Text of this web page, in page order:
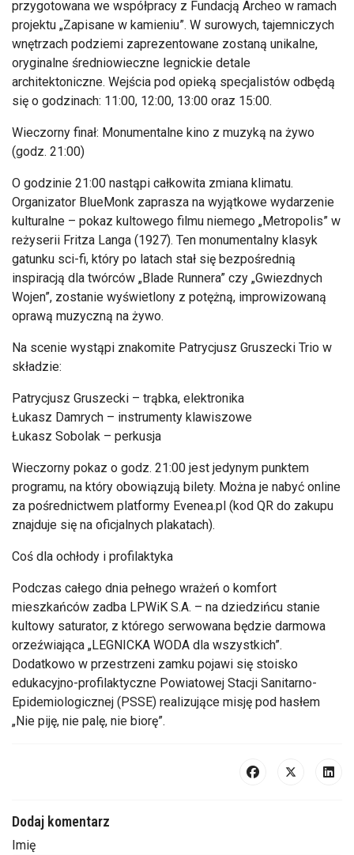
przygotowana we współpracy z Fundacją Archeo w ramach
projektu „Zapisane w kamieniu”. W surowych, tajemniczych
wnętrzach podziemi zaprezentowane zostaną unikalne,
oryginalne średniowieczne legnickie detale
architektoniczne. Wejścia pod opieką specjalistów odbędą
się o godzinach: 11:00, 12:00, 13:00 oraz 15:00.
Wieczorny finał: Monumentalne kino z muzyką na żywo
(godz. 21:00)
O godzinie 21:00 nastąpi całkowita zmiana klimatu.
Organizator BlueMonk zaprasza na wyjątkowe wydarzenie
kulturalne – pokaz kultowego filmu niemego „Metropolis” w
reżyserii Fritza Langa (1927). Ten monumentalny klasyk
gatunku sci-fi, który po latach stał się bezpośrednią
inspiracją dla twórców „Blade Runnera” czy „Gwiezdnych
Wojen”, zostanie wyświetlony z potężną, improwizowaną
oprawą muzyczną na żywo.
Na scenie wystąpi znakomite Patrycjusz Gruszecki Trio w
składzie:
Patrycjusz Gruszecki – trąbka, elektronika
Łukasz Damrych – instrumenty klawiszowe
Łukasz Sobolak – perkusja
Wieczorny pokaz o godz. 21:00 jest jedynym punktem
programu, na który obowiązują bilety. Można je nabyć online
za pośrednictwem platformy Evenea.pl (kod QR do zakupu
znajduje się na oficjalnych plakatach).
Coś dla ochłody i profilaktyka
Podczas całego dnia pełnego wrażeń o komfort
mieszkańców zadba LPWiK S.A. – na dziedzińcu stanie
kultowy saturator, z którego serwowana będzie darmowa
orzeźwiająca „LEGNICKA WODA dla wszystkich”.
Dodatkowo w przestrzeni zamku pojawi się stoisko
edukacyjno-profilaktyczne Powiatowej Stacji Sanitarno-
Epidemiologicznej (PSSE) realizujące misję pod hasłem
„Nie piję, nie palę, nie biorę”.
Dodaj komentarz
Imię